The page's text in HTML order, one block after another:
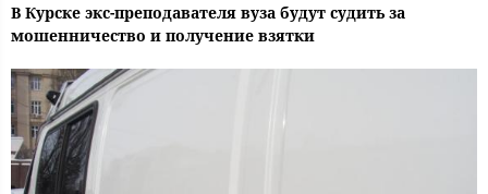
В Курске экс-преподавателя вуза будут судить за
мошенничество и получение взятки